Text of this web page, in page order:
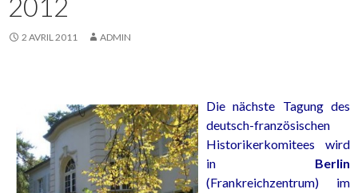
2012
2 AVRIL 2011 ADMIN
Die nächste Tagung des
deutsch-französischen
Historikerkomitees wird
in Berlin
(Frankreichzentrum) im